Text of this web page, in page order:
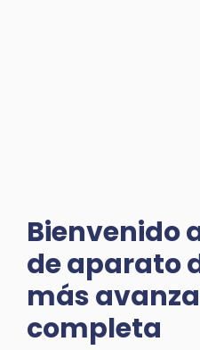
Bienvenido
de aparato
más
completa